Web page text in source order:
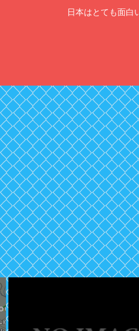
日本はとても面白